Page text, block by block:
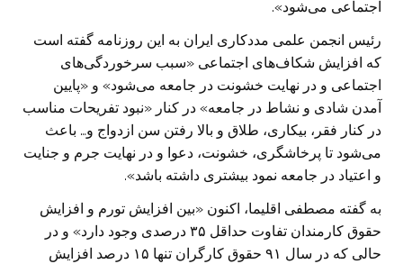
اجتماعی می‌شود».
رئیس انجمن علمی مددکاری ایران به این روزنامه گفته است
که افزایش شکاف‌های اجتماعی «سبب سرخوردگی‌های
اجتماعی و در ‌‌نهایت خشونت در جامعه می‌شود» و «پایین
آمدن شادی و نشاط در جامعه» در کنار «نبود تفریحات مناسب
در کنار فقر، بیکاری، طلاق و بالا رفتن سن ازدواج و… باعث
می‌شود تا پرخاشگری، خشونت، دعوا و در ‌‌نهایت جرم و جنایت
و اعتیاد در جامعه نمود بیشتری داشته باشد».
به گفته مصطفی اقلیما، اکنون «بین افزایش تورم و افزایش
حقوق کارمندان تفاوت حداقل ۳۵ درصدی وجود دارد» و در
حالی که در سال ۹۱ حقوق کارگران تنها ۱۵ درصد افزایش